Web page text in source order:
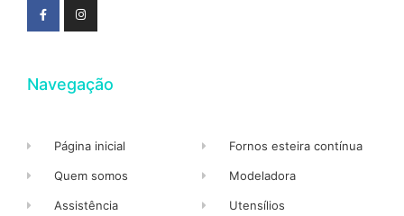
Navegação
Página inicial
Quem somos
Assistência
Fornos esteira contínua
Modeladora
Utensílios